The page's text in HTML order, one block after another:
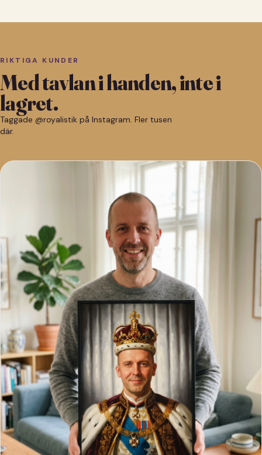
RIKTIGA KUNDER
Med tavlan i handen, inte i
lagret.
Taggade @royalistik på Instagram. Fler tusen
där.